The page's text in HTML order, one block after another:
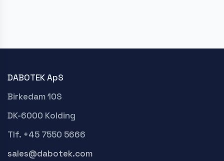
DABOTEK ApS
Birkedam 10S
DK-6000 Kolding
Tlf. +45 7550 5666
sales@dabotek.com